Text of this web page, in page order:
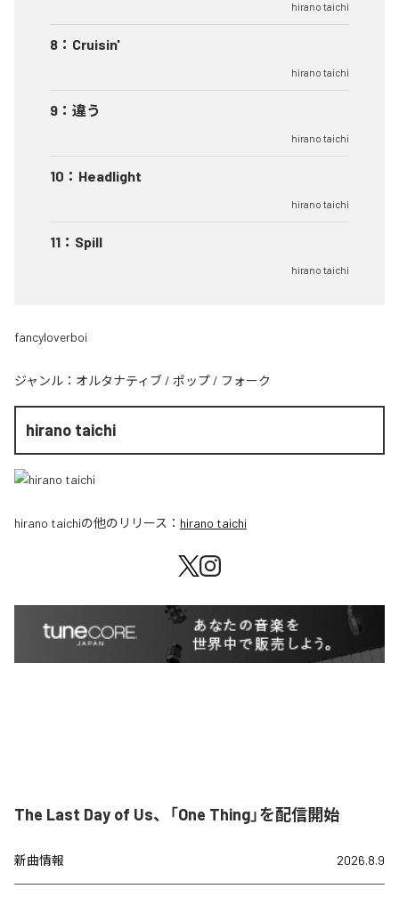
hirano taichi
8 ： Cruisin'
hirano taichi
9 ： 違う
hirano taichi
10 ： Headlight
hirano taichi
11 ： Spill
hirano taichi
fancyloverboi
ジャンル： オルタナティブ / ポップ / フォーク
hirano taichi
hirano taichiの他のリリース： hirano taichi
The Last Day of Us、「One Thing」を配信開始
新曲情報 2026.8.9